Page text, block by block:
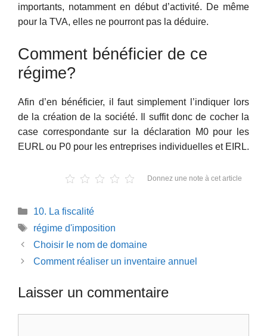
importants, notamment en début d’activité. De même
pour la TVA, elles ne pourront pas la déduire.
Comment bénéficier de ce
régime?
Afin d’en bénéficier, il faut simplement l’indiquer lors
de la création de la société. Il suffit donc de cocher la
case correspondante sur la déclaration M0 pour les
EURL ou P0 pour les entreprises individuelles et EIRL.
Donnez une note à cet article
Catégories
10. La fiscalité
Étiquettes
régime d'imposition
Choisir le nom de domaine
Comment réaliser un inventaire annuel
Laisser un commentaire